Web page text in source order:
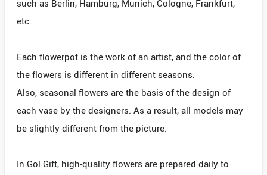
such as Berlin, Hamburg, Munich, Cologne, Frankfurt,
etc.
Each flowerpot is the work of an artist, and the color of
the flowers is different in different seasons.
Also, seasonal flowers are the basis of the design of
each vase by the designers. As a result, all models may
be slightly different from the picture.
In Gol Gift, high-quality flowers are prepared daily to